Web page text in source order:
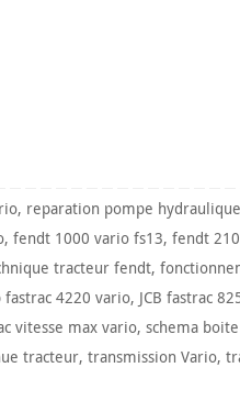
, reparation pompe hydraulique
,fendt 1000 vario fs13,fendt
tracteur fendt,
fastrac 4220 vario, JCB fastrac
vitesse max vario, schema
tracteur, transmission Vario,